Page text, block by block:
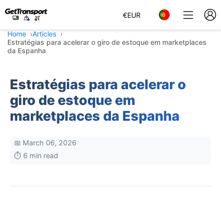
€EUR
Home
Articles
Estratégias para acelerar o giro de estoque em marketplaces
da Espanha
Estratégias para acelerar o
giro de estoque em
marketplaces da Espanha
📅 March 06, 2026
⏱️ 6 min read